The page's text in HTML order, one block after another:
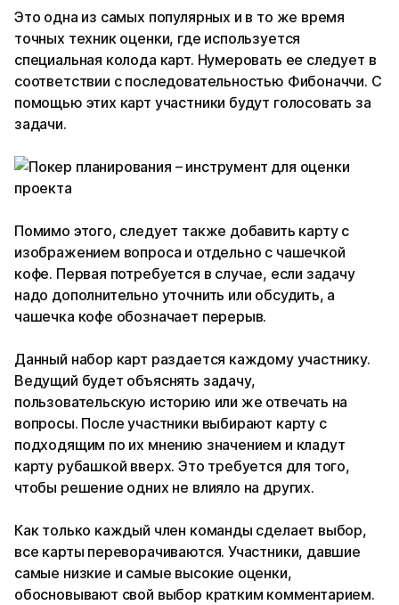
Это одна из самых популярных и в то же время
точных техник оценки, где используется
специальная колода карт. Нумеровать ее следует в
соответствии с последовательностью Фибоначчи. С
помощью этих карт участники будут голосовать за
задачи.
Помимо этого, следует также добавить карту с
изображением вопроса и отдельно с чашечкой
кофе. Первая потребуется в случае, если задачу
надо дополнительно уточнить или обсудить, а
чашечка кофе обозначает перерыв.
Данный набор карт раздается каждому участнику.
Ведущий будет объяснять задачу,
пользовательскую историю или же отвечать на
вопросы. После участники выбирают карту с
подходящим по их мнению значением и кладут
карту рубашкой вверх. Это требуется для того,
чтобы решение одних не влияло на других.
Как только каждый член команды сделает выбор,
все карты переворачиваются. Участники, давшие
самые низкие и самые высокие оценки,
обосновывают свой выбор кратким комментарием.